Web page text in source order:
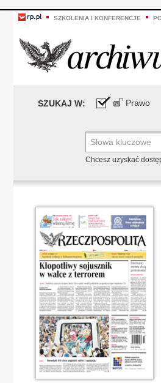
SZKOLENIA I KONFERENCJE
SZUKAJ W: Prawo
Chcesz uzyskać